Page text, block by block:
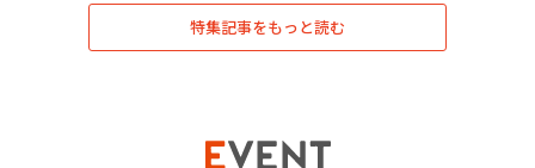
特集記事をもっと読む